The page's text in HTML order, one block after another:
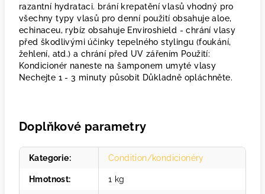
razantní hydrataci. brání krepatění vlasů vhodný pro
všechny typy vlasů pro denní použití obsahuje aloe,
echinaceu, rybíz obsahuje Enviroshield - chrání vlasy
před škodlivými účinky tepelného stylingu (foukání,
žehlení, atd.) a chrání před UV zářením Použití:
Kondicionér naneste na šamponem umyté vlasy
Nechejte 1 - 3 minuty působit Důkladně opláchněte.
Doplňkové parametry
Kategorie: Condition/kondicionéry
Hmotnost: 1 kg